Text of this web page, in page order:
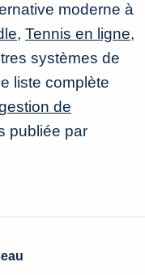
moderne à
, Tennis en ligne,
systèmes de
liste complète
de
publiée par